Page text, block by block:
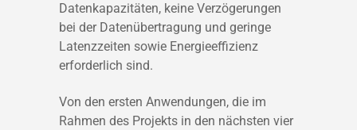
Datenkapazitäten, keine Verzögerungen
bei der Datenübertragung und geringe
Latenzzeiten sowie Energieeffizienz
erforderlich sind.
Von den ersten Anwendungen, die im
Rahmen des Projekts in den nächsten vier